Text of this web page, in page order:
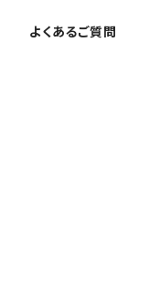
よくあるご質問